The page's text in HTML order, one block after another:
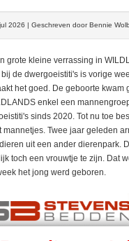
2026 | Geschreven door Bennie
grote kleine verrassing in
de dwergoeistiti's is vorige
het goed. De geboorte kwam
enkel een
sinds 2020. Tot nu toe
mannetjes. Twee jaar geleden
uit een ander dierenpark.
toch een vrouwtje te zijn. Dat
het jong werd geboren.